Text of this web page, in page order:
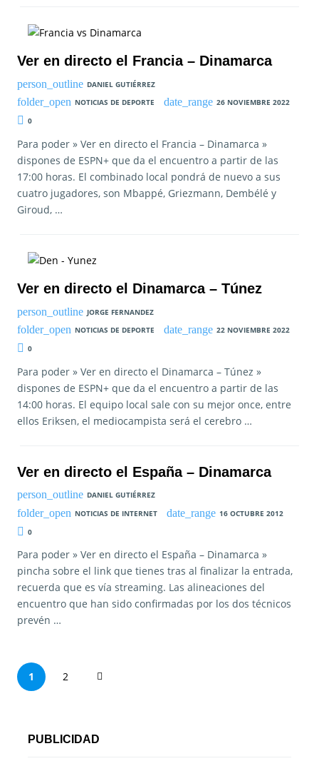
Ver en directo el Francia – Dinamarca
DANIEL GUTIÉRREZ
NOTICIAS DE DEPORTE
26 NOVIEMBRE 2022
0
Para poder » Ver en directo el Francia – Dinamarca »
dispones de ESPN+ que da el encuentro a partir de las
17:00 horas. El combinado local pondrá de nuevo a sus
cuatro jugadores, son Mbappé, Griezmann, Dembélé y
Giroud, …
Ver en directo el Dinamarca – Túnez
JORGE FERNANDEZ
NOTICIAS DE DEPORTE
22 NOVIEMBRE 2022
0
Para poder » Ver en directo el Dinamarca – Túnez »
dispones de ESPN+ que da el encuentro a partir de las
14:00 horas. El equipo local sale con su mejor once, entre
ellos Eriksen, el mediocampista será el cerebro …
Ver en directo el España – Dinamarca
DANIEL GUTIÉRREZ
NOTICIAS DE INTERNET
16 OCTUBRE 2012
0
Para poder » Ver en directo el España – Dinamarca »
pincha sobre el link que tienes tras al finalizar la entrada,
recuerda que es vía streaming. Las alineaciones del
encuentro que han sido confirmadas por los dos técnicos
prevén …
P
g
1 2
PUBLICIDAD